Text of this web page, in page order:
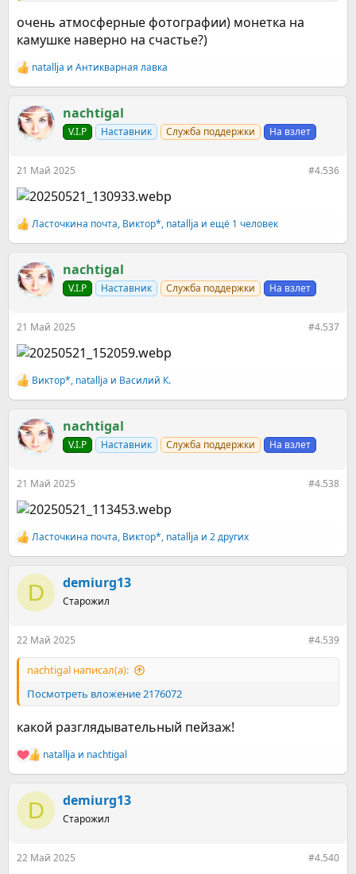
очень атмосферные фотографии) монетка на
камушке наверно на счастье?)
Р
е
к
ц
и
natallja и Антикварная лавка
nachtigal
V.I.P Наставник Служба поддержки На взлет
21 Май 2025 #4.536
Р
е
к
ц
и
Ласточкина почта, Виктор*, natallja и ещё 1 человек
nachtigal
V.I.P Наставник Служба поддержки На взлет
21 Май 2025 #4.537
Р
е
к
ц
и
Виктор*, natallja и Василий К.
nachtigal
V.I.P Наставник Служба поддержки На взлет
21 Май 2025 #4.538
Р
е
к
ц
и
Ласточкина почта, Виктор*, natallja и 2 других
D demiurg13
Старожил
22 Май 2025 #4.539
nachtigal написал(а):
Посмотреть вложение 2176072
какой разглядывательный пейзаж!
Р
е
к
ц
и
natallja и nachtigal
D demiurg13
Старожил
22 Май 2025 #4.540